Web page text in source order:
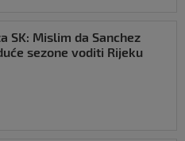
SK: Mislim da Sanchez
sezone voditi Rijeku